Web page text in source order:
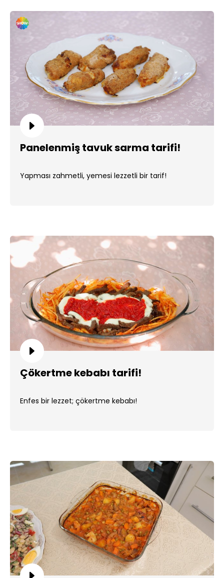
Panelenmiş tavuk sarma tarifi!
Yapması zahmetli, yemesi lezzetli bir tarif!
Çökertme kebabı tarifi!
Enfes bir lezzet; çökertme kebabı!